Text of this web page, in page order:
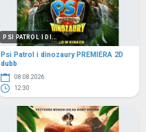
PSI PATROL I DI...
Psi Patrol i dinozaury PREMIERA 2D
dubb
08.08.2026
12:30